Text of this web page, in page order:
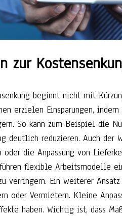
zur
beginnt nicht mit
erzielen Einsparungen,
So kann zum Beispiel die
deutlich reduzieren. Auch der
oder die Anpassung von
flexible Arbeitsmodelle
verringern. Ein weiterer
oder Vermietern. Kleine
haben. Wichtig ist, dass